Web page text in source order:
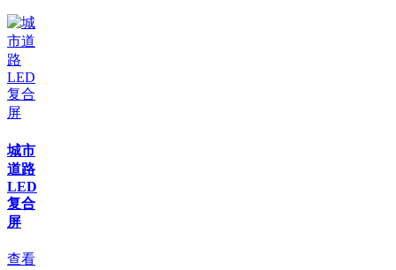
城市
道路
LED
复合
屏
查看